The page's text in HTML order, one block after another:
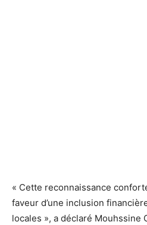
« Cette reconnaissance
faveur d’une inclusion
locales », a déclaré Mouhssine